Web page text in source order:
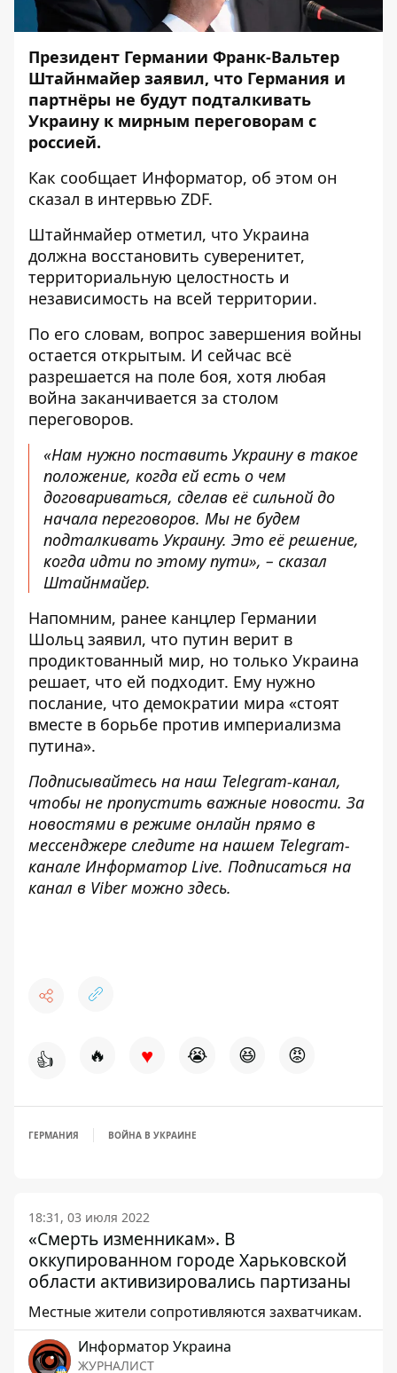
Президент Германии Франк-Вальтер
Штайнмайер заявил, что Германия и
партнёры не будут подталкивать
Украину к мирным переговорам с
россией.
Как сообщает Информатор, об этом он
сказал в интервью ZDF.
Штайнмайер отметил, что Украина
должна восстановить суверенитет,
территориальную целостность и
независимость на всей территории.
По его словам, вопрос завершения войны
остается открытым. И сейчас всё
разрешается на поле боя, хотя любая
война заканчивается за столом
переговоров.
«Нам нужно поставить Украину в такое
положение, когда ей есть о чем
договариваться, сделав её сильной до
начала переговоров. Мы не будем
подталкивать Украину. Это её решение,
когда идти по этому пути», – сказал
Штайнмайер.
Напомним, ранее канцлер Германии
Шольц заявил, что путин верит в
продиктованный мир, но только Украина
решает, что ей подходит. Ему нужно
послание, что демократии мира «стоят
вместе в борьбе против империализма
путина».
Подписывайтесь на наш Telegram-канал,
чтобы не пропустить важные новости. За
новостями в режиме онлайн прямо в
мессенджере следите на нашем Telegram-
канале Информатор Live. Подписаться на
канал в Viber можно здесь.
👍 🔥 ♥ 😭 😆 😡
ГЕРМАНИЯ ВОЙНА В УКРАИНЕ
18:31, 03 июля 2022
«Смерть изменникам». В
оккупированном городе Харьковской
области активизировались партизаны
Местные жители сопротивляются захватчикам.
Информатор Украина
ЖУРНАЛИСТ